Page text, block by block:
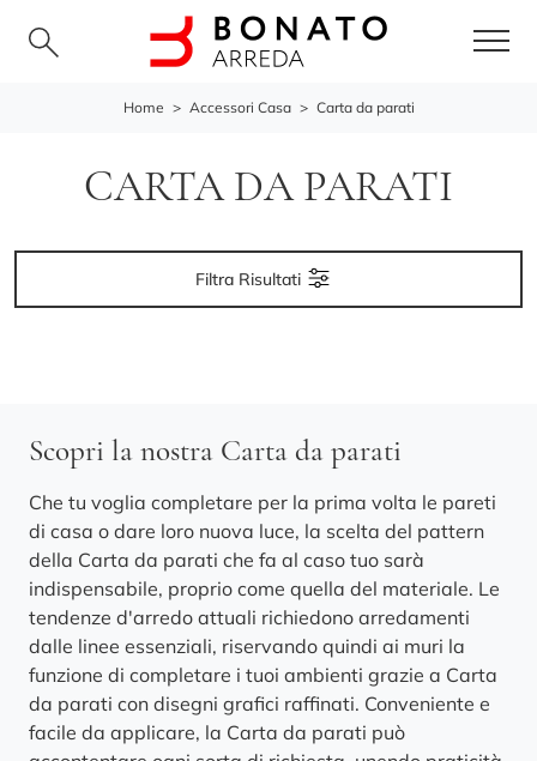
Home > Accessori Casa > Carta da parati
CARTA DA PARATI
Filtra Risultati
Scopri la nostra Carta da parati
Che tu voglia completare per la prima volta le pareti
di casa o dare loro nuova luce, la scelta del pattern
della Carta da parati che fa al caso tuo sarà
indispensabile, proprio come quella del materiale. Le
tendenze d'arredo attuali richiedono arredamenti
dalle linee essenziali, riservando quindi ai muri la
funzione di completare i tuoi ambienti grazie a Carta
da parati con disegni grafici raffinati. Conveniente e
facile da applicare, la Carta da parati può